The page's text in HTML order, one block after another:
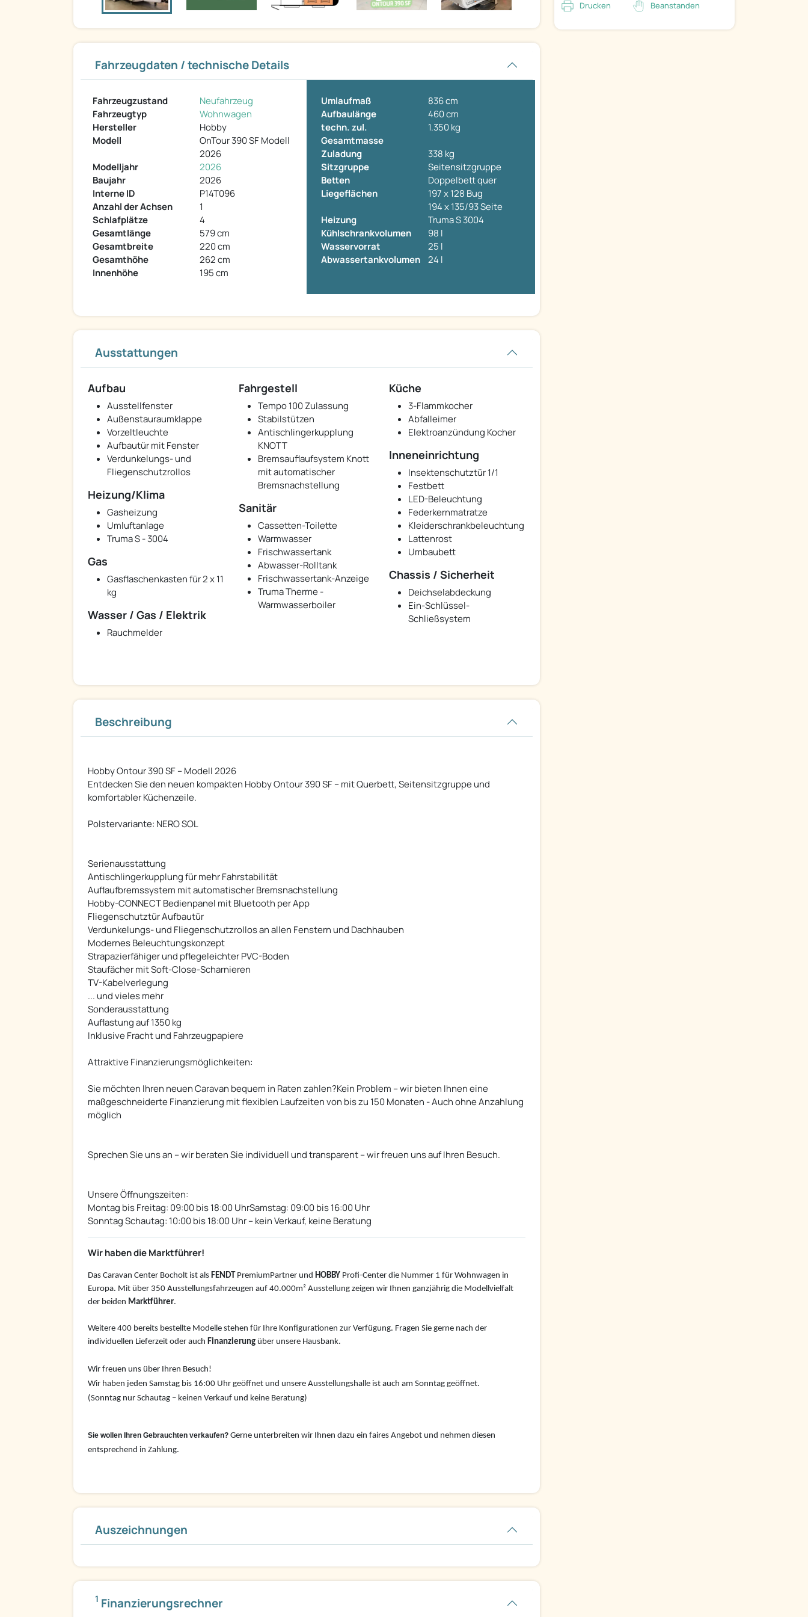
Fahrzeugdaten / technische Details
Fahrzeugzustand
Neufahrzeug
Fahrzeugtyp
Wohnwagen
Hersteller
Hobby
Modell
OnTour 390 SF Modell
2026
Modelljahr
2026
Baujahr
2026
Interne ID
P14T096
Anzahl der Achsen
1
Schlafplätze
4
Gesamtlänge
579 cm
Gesamtbreite
220 cm
Gesamthöhe
262 cm
Innenhöhe
195 cm
Umlaufmaß
836 cm
Aufbaulänge
460 cm
techn. zul.
Gesamtmasse
1.350 kg
Zuladung
338 kg
Sitzgruppe
Seitensitzgruppe
Betten
Doppelbett quer
Liegeflächen
197 x 128 Bug
194 x 135/93 Seite
Heizung
Truma S 3004
Kühlschrankvolumen
98 l
Wasservorrat
25 l
Abwassertankvolumen
24 l
Ausstattungen
Aufbau
Ausstellfenster
Außenstauraumklappe
Vorzeltleuchte
Aufbautür mit Fenster
Verdunkelungs- und
Fliegenschutzrollos
Fahrgestell
Tempo 100 Zulassung
Stabilstützen
Antischlingerkupplung
KNOTT
Bremsauflaufsystem Knott
mit automatischer
Bremsnachstellung
Küche
3-Flammkocher
Abfalleimer
Elektroanzündung Kocher
Inneneinrichtung
Insektenschutztür 1/1
Festbett
LED-Beleuchtung
Federkernmatratze
Kleiderschrankbeleuchtung
Lattenrost
Umbaubett
Heizung/Klima
Gasheizung
Umluftanlage
Truma S - 3004
Sanitär
Cassetten-Toilette
Warmwasser
Frischwassertank
Abwasser-Rolltank
Frischwassertank-Anzeige
Truma Therme -
Warmwasserboiler
Gas
Gasflaschenkasten für 2 x 11
kg
Chassis / Sicherheit
Deichselabdeckung
Ein-Schlüssel-
Schließsystem
Wasser / Gas / Elektrik
Rauchmelder
Beschreibung
Hobby Ontour 390 SF – Modell 2026
Entdecken Sie den neuen kompakten Hobby Ontour 390 SF – mit Querbett, Seitensitzgruppe und
komfortabler Küchenzeile.
Polstervariante: NERO SOL
Serienausstattung
Antischlingerkupplung für mehr Fahrstabilität
Auflaufbremssystem mit automatischer Bremsnachstellung
Hobby-CONNECT Bedienpanel mit Bluetooth per App
Fliegenschutztür Aufbautür
Verdunkelungs- und Fliegenschutzrollos an allen Fenstern und Dachhauben
Modernes Beleuchtungskonzept
Strapazierfähiger und pflegeleichter PVC-Boden
Staufächer mit Soft-Close-Scharnieren
TV-Kabelverlegung
... und vieles mehr
Sonderausstattung
Auflastung auf 1350 kg
Inklusive Fracht und Fahrzeugpapiere
Attraktive Finanzierungsmöglichkeiten:
Sie möchten Ihren neuen Caravan bequem in Raten zahlen?Kein Problem – wir bieten Ihnen eine
maßgeschneiderte Finanzierung mit flexiblen Laufzeiten von bis zu 150 Monaten - Auch ohne Anzahlung
möglich
Sprechen Sie uns an – wir beraten Sie individuell und transparent – wir freuen uns auf Ihren Besuch.
Unsere Öffnungszeiten:
Montag bis Freitag: 09:00 bis 18:00 UhrSamstag: 09:00 bis 16:00 Uhr
Sonntag Schautag: 10:00 bis 18:00 Uhr – kein Verkauf, keine Beratung
Wir haben die Marktführer!
Das Caravan Center Bocholt ist als FENDT PremiumPartner und HOBBY Profi-Center die Nummer 1 für Wohnwagen in
Europa. Mit über 350 Ausstellungsfahrzeugen auf 40.000m² Ausstellung zeigen wir Ihnen ganzjährig die Modellvielfalt
der beiden Marktführer.
Weitere 400 bereits bestellte Modelle stehen für Ihre Konfigurationen zur Verfügung. Fragen Sie gerne nach der
individuellen Lieferzeit oder auch Finanzierung über unsere Hausbank.
Wir freuen uns über Ihren Besuch!
Wir haben jeden Samstag bis 16:00 Uhr geöffnet und unsere Ausstellungshalle ist auch am Sonntag geöffnet.
(Sonntag nur Schautag – keinen Verkauf und keine Beratung)
Sie wollen Ihren Gebrauchten verkaufen? Gerne unterbreiten wir Ihnen dazu ein faires Angebot und nehmen diesen
entsprechend in Zahlung.
Auszeichnungen
1 Finanzierungsrechner
Drucken Beanstanden